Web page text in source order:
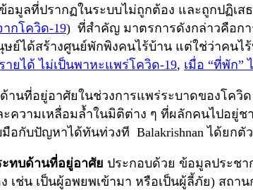
มูลที่ปรากฏในระบบไม่ถูกต้อง และถูกปฏิเ
กโควิด-19) ที่สำคัญ มาตรการดังกล่าวคือกา
ย์ได้สร้างศูนย์พักพิงคนไร้บ้าน แต่ใช่ว่าคน
ยได้ ไม่เป็นพาหะแพร่โควิด-19, เมื่อ “ที่พัก”
ที่อยู่อาศัยในช่วงการแพร่ระบาดของโควิด
ความเหลื่อมล้ำในมิติต่าง ๆ ที่ผลักคนไปอยู่
อกับปัญหาได้ทันท่วงที Balakrishnan ได้ยก
ทบด้านที่อยู่อาศัย ประกอบด้วย ข้อมูลประช
เช่น เป็นผู้อพยพเข้ามา หรือเป็นผู้ลี้ภัย) สถ